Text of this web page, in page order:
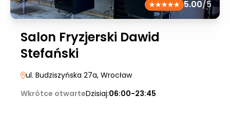
5.00/5
Salon Fryzjerski Dawid
Stefański
ul. Budziszyńska 27a, Wrocław
Wkrótce otwarteDzisiaj:06:00-23:45